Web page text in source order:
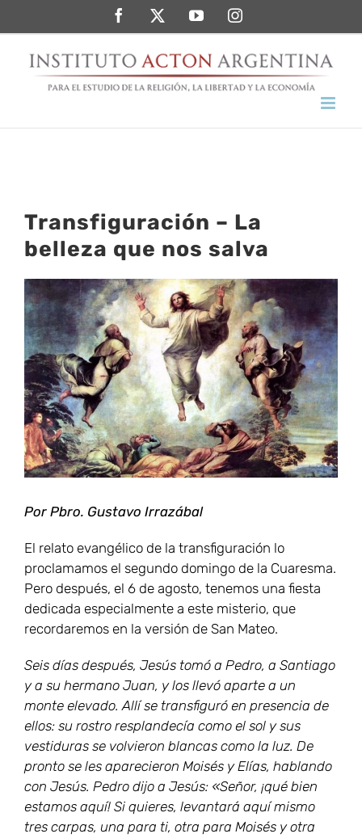
al
contenido
FacebookTwitterYouTubeInstagram
Transfiguración – La
belleza que nos salva
Ver
imagen
más
grande
Por Pbro. Gustavo Irrazábal
El relato evangélico de la transfiguración lo
proclamamos el segundo domingo de la Cuaresma.
Pero después, el 6 de agosto, tenemos una fiesta
dedicada especialmente a este misterio, que
recordaremos en la versión de San Mateo.
Seis días después, Jesús tomó a Pedro, a Santiago
y a su hermano Juan, y los llevó aparte a un
monte elevado. Allí se transfiguró en presencia de
ellos: su rostro resplandecía como el sol y sus
vestiduras se volvieron blancas como la luz. De
pronto se les aparecieron Moisés y Elías, hablando
con Jesús. Pedro dijo a Jesús: «Señor, ¡qué bien
estamos aquí! Si quieres, levantará aquí mismo
tres carpas, una para ti, otra para Moisés y otra